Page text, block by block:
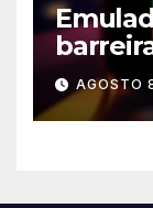
daAGOSTO